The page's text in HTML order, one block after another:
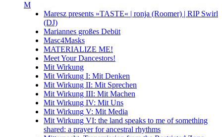
M
Maresz presents »TASTE« | ronja (Roomer) | RIP Swirl
(DJ)
Mariannes großes Debüt
Masc4Masks
MATERIALIZE ME!
Meet Your Dancestors!
Mit Wirkung
Mit Wirkung I: Mit Denken
Mit Wirkung II: Mit Sprechen
Mit Wirkung III: Mit Machen
Mit Wirkung IV: Mit Uns
Mit Wirkung V: Mit Media
Mit Wirkung VI: the land speaks to me of something
shared: a prayer for ancestral rhythms